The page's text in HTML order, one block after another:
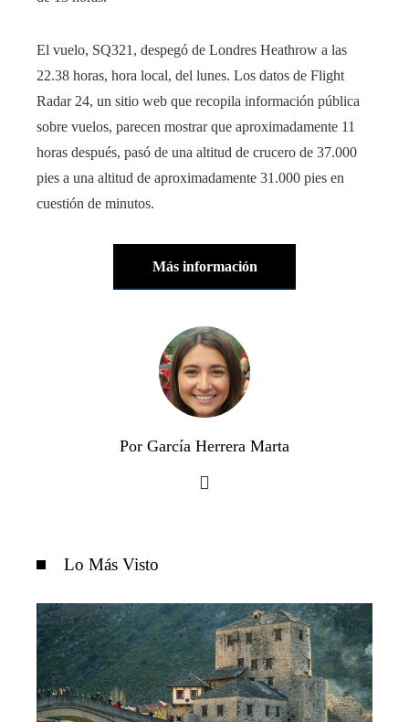
El vuelo, SQ321, despegó de Londres Heathrow a las
22.38 horas, hora local, del lunes. Los datos de Flight
Radar 24, un sitio web que recopila información pública
sobre vuelos, parecen mostrar que aproximadamente 11
horas después, pasó de una altitud de crucero de 37.000
pies a una altitud de aproximadamente 31.000 pies en
cuestión de minutos.
Más información
Por García Herrera Marta
Lo Más Visto